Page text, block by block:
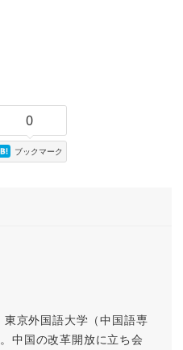
0
ブックマーク
京外国語大学（中国語専
中国の改革開放に立ち会